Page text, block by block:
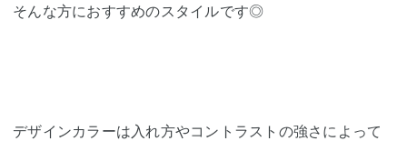
そんな方におすすめのスタイルです◎
デザインカラーは入れ方やコントラストの強さによって